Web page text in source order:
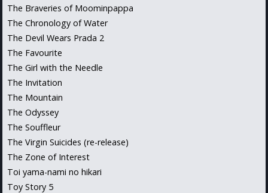
The Braveries of Moominpappa
The Chronology of Water
The Devil Wears Prada 2
The Favourite
The Girl with the Needle
The Invitation
The Mountain
The Odyssey
The Souffleur
The Virgin Suicides (re-release)
The Zone of Interest
Toi yama-nami no hikari
Toy Story 5